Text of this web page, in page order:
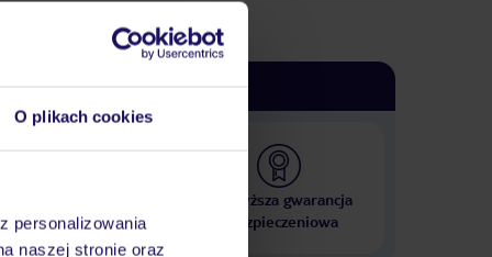
O plikach cookies
personalizowania
naszej stronie oraz
krajach
Najwyższa gwarancja
ubezpieczeniowa